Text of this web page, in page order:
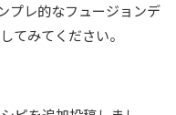
プレ的なフュージョンデ
てみてください。